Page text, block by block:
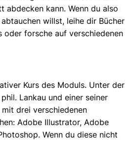
abdecken kann. Wenn du also
willst, leihe dir Bücher
oder forsche auf verschiedenen
Kurs des Moduls. Unter der
Lankau und einer seiner
drei verschiedenen
Adobe Illustrator, Adobe
Wenn du diese nicht